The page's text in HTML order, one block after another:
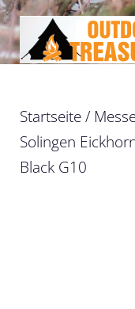
Zum
Inhalt
springen
Startseite/
Solingen
Black G10